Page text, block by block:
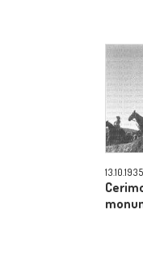
13.10.1935